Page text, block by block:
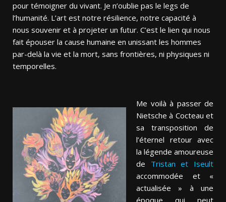
pour témoigner du vivant. Je n’oublie pas le legs de
l’humanité. L’art est notre résilience, notre capacité à
nous souvenir et à projeter un futur. C’est le lien qui nous
fait épouser la cause humaine en unissant les hommes
par-delà la vie et la mort, sans frontières, ni physiques ni
temporelles.
Me voilà à passer de
Nietsche à Cocteau et
sa transposition de
l’éternel retour avec
la légende amoureuse
de Tristan et Iseult
accommodée et «
actualisée » à une
époque qui peut